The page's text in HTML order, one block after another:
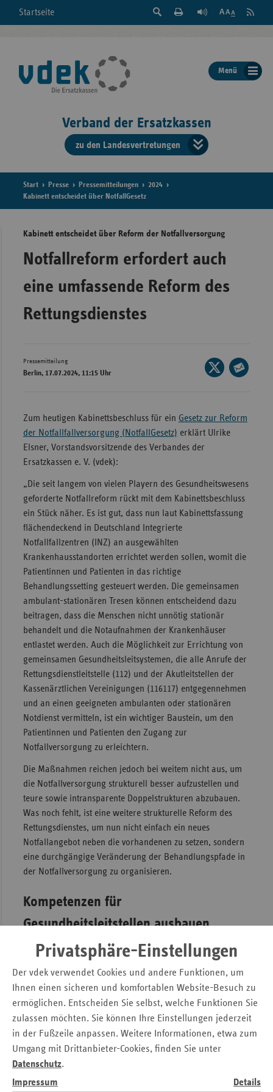
Privatsphäre-Einstellungen
Der vdek verwendet Cookies und andere Funktionen, um
Ihnen einen sicheren und komfortablen Website-Besuch zu
ermöglichen. Entscheiden Sie selbst, welche Funktionen Sie
zulassen möchten. Sie können Ihre Einstellungen jederzeit
in der Fußzeile anpassen. Weitere Informationen, etwa zum
Umgang mit Drittanbieter-Cookies, finden Sie unter
Datenschutz.
Impressum
Details
Startseite
Suche
der
Seite
Feed
Menü
Verband der Ersatzkassen
zu den Landesvertretungen
der
Start Presse Pressemitteilungen
2024
Kabinett entscheidet über NotfallGesetz
Kabinett entscheidet über Reform der Notfallversorgung
Notfallreform erfordert auch
eine umfassende Reform des
Rettungsdienstes
Pressemitteilung
Berlin, 17.07.2024, 11:15 Uhr
Seite
auf
Zum heutigen Kabinettsbeschluss für ein Gesetz zur Reform
der Notfallfallversorgung (NotfallGesetz) erklärt Ulrike
Elsner, Vorstandsvorsitzende des Verbandes der
Ersatzkassen e. V. (vdek):
„Die seit langem von vielen Playern des Gesundheitswesens
geforderte Notfallreform rückt mit dem Kabinettsbeschluss
ein Stück näher. Es ist gut, dass nun laut Kabinettsfassung
flächendeckend in Deutschland Integrierte
Notfallfallzentren (INZ) an ausgewählten
Krankenhausstandorten errichtet werden sollen, womit die
Patientinnen und Patienten in das richtige
Behandlungssetting gesteuert werden. Die gemeinsamen
ambulant-stationären Tresen können entscheidend dazu
beitragen, dass die Menschen nicht unnötig stationär
behandelt und die Notaufnahmen der Krankenhäuser
entlastet werden. Auch die Möglichkeit zur Errichtung von
gemeinsamen Gesundheitsleitsystemen, die alle Anrufe der
Rettungsdienstleitstelle (112) und der Akutleitstellen der
Kassenärztlichen Vereinigungen (116117) entgegennehmen
und an einen geeigneten ambulanten oder stationären
Notdienst vermitteln, ist ein wichtiger Baustein, um den
Patientinnen und Patienten den Zugang zur
Notfallversorgung zu erleichtern.
Die Maßnahmen reichen jedoch bei weitem nicht aus, um
die Notfallversorgung strukturell besser aufzustellen und
teure sowie intransparente Doppelstrukturen abzubauen.
Was noch fehlt, ist eine weitere strukturelle Reform des
Rettungsdienstes, um nun nicht einfach ein neues
Notfallangebot neben die vorhandenen zu setzen, sondern
eine durchgängige Veränderung der Behandlungspfade in
der Notfallversorgung zu organisieren.
Kompetenzen für
Gesundheitsleitstellen ausbauen,
Rettungsdienst im SGB V verankern
Das bedeutet für uns Ersatzkassen zum einen, die
Kompetenzen der Gesundheitsleitstellen deutlich zu
erweitern und sie bundesweit auch verpflichtend
einzuführen. Neben dem Rettungsdienst- oder
Notfalleinsatz sollten diese auch die pflegerische und
psychosoziale Notfallversorgung übernehmen. Gerade im
psychosozialen Bereich fehlen hierzulande flächendeckende
die richtige Behandlung am richtigen Ort bekommen. Hier